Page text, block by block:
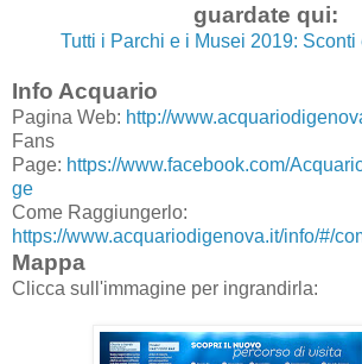
guardate qui:
Tutti i Parchi e i Musei 2019: Sconti
Info Acquario
Pagina Web: http://
Fans
Page: https://www.facebook.com/
ge
Come Raggiungerlo:
https://www.acquariodigenova.it/info/#/
Mappa
Clicca sull'immagine per ingrandirla: